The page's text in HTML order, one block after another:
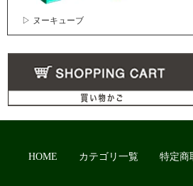
▷ ヌーキューブ
HOME カテゴリ一覧 特定商